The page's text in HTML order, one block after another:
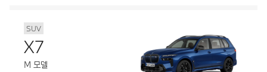
SUV
X7
M 모델